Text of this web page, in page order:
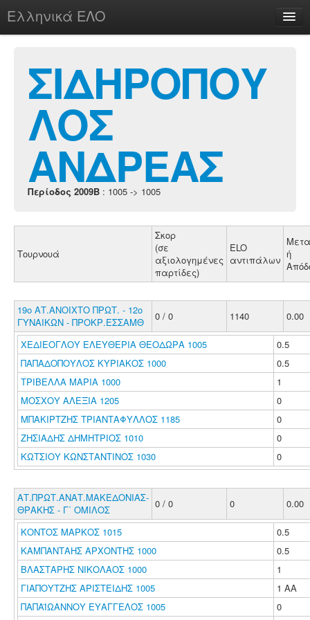
Ελληνικά ΕΛΟ
chesstu.be @ discord
Login
ΣΙΔΗΡΟΠΟΥ
ΛΟΣ
ΑΝΔΡΕΑΣ
Περίοδος 2009B : 1005 -> 1005
Τουρνουά
Σκορ
(σε
αξιολογημένες
παρτίδες)
ELO
αντιπάλων ή
19ο ΑΤ.ΑΝΟΙΧΤΟ ΠΡΩΤ. - 12ο
ΓΥΝΑΙΚΩΝ - ΠΡΟΚΡ.ΕΣΣΑΜΘ
0 / 0 1140 0.00
ΧΕΔΙΕΟΓΛΟΥ ΕΛΕΥΘΕΡΙΑ ΘΕΟΔΩΡΑ 1005
0.5
ΠΑΠΑΔΟΠΟΥΛΟΣ ΚΥΡΙΑΚΟΣ 1000
0.5
ΤΡΙΒΕΛΛΑ ΜΑΡΙΑ 1000
1
ΜΟΣΧΟΥ ΑΛΕΞΙΑ 1205
0
ΜΠΑΚΙΡΤΖΗΣ ΤΡΙΑΝΤΑΦΥΛΛΟΣ 1185
0
ΖΗΣΙΑΔΗΣ ΔΗΜΗΤΡΙΟΣ 1010
0
ΚΩΤΣΙΟΥ ΚΩΝΣΤΑΝΤΙΝΟΣ 1030
0
ΑΤ.ΠΡΩΤ.ΑΝΑΤ.ΜΑΚΕΔΟΝΙΑΣ-
ΘΡΑΚΗΣ - Γ΄ ΟΜΙΛΟΣ
0 / 0 0 0.00
ΚΟΝΤΟΣ ΜΑΡΚΟΣ 1015
0.5
ΚΑΜΠΑΝΤΑΗΣ ΑΡΧΟΝΤΗΣ 1000
0.5
ΒΛΑΣΤΑΡΗΣ ΝΙΚΟΛΑΟΣ 1000
1
ΓΙΑΠΟΥΤΖΗΣ ΑΡΙΣΤΕΙΔΗΣ 1005
1 ΑΑ
ΠΑΠΑΪΩΑΝΝΟΥ ΕΥΑΓΓΕΛΟΣ 1005
0